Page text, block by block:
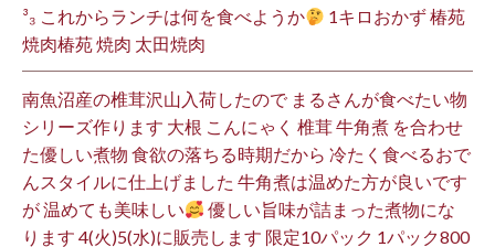
³₃ これからランチは何を食べようか
1キロおかず 椿苑
焼肉椿苑 焼肉 太田焼肉
南魚沼産の椎茸沢山入荷したので まるさんが食べたい物
シリーズ作ります 大根 こんにゃく 椎茸 牛角煮 を合わせ
た優しい煮物 食欲の落ちる時期だから 冷たく食べるおで
んスタイルに仕上げました 牛角煮は温めた方が良いです
が 温めても美味しい
優しい旨味が詰まった煮物にな
ります 4(火)5(水)に販売します 限定10パック 1パック800